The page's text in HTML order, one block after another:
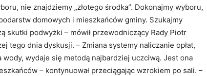
nie znajdziemy „złotego środka”. Dokonajmy wyboru,
domowych i mieszkańców gminy. Szukajmy
skutki podwyżki – mówił przewodniczący Rady Piotr
tego dnia dyskusji. – Zmiana systemy naliczanie opłat,
wydaje się metodą najbardziej uczciwą. Jest ona
– kontynuował przeciągając wzrokiem po sali. –